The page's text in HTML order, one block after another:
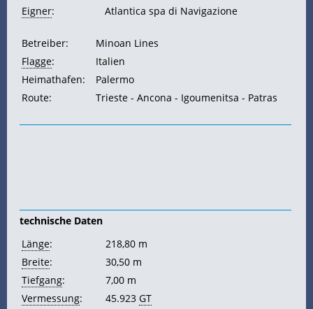
Eigner: Atlantica spa di Navigazione
Betreiber:
Minoan Lines
Flagge:
Italien
Heimathafen:
Palermo
Route:
Trieste - Ancona - Igoumenitsa - Patras
technische Daten
Länge:
218,80 m
Breite:
30,50 m
Tiefgang:
7,00 m
Vermessung: 45.923 GT